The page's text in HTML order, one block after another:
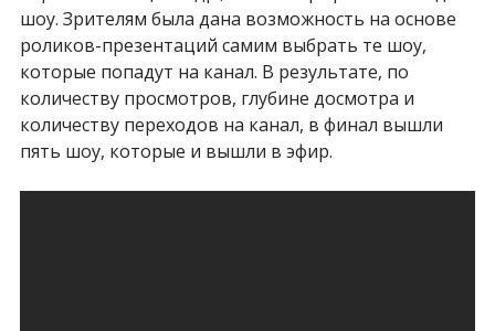
шоу. Зрителям была дана возможность на основе
роликов-презентаций самим выбрать те шоу,
которые попадут на канал. В результате, по
количеству просмотров, глубине досмотра и
количеству переходов на канал, в финал вышли
пять шоу, которые и вышли в эфир.